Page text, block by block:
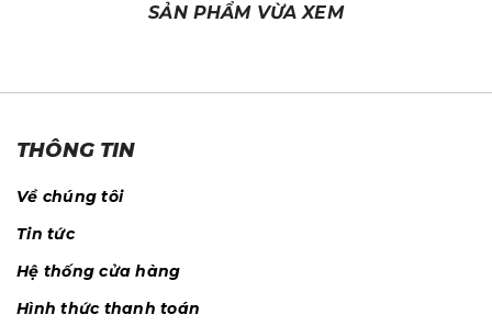
SẢN PHẨM VỪA XEM
THÔNG TIN
Về chúng tôi
Tin tức
Hệ thống cửa hàng
Hình thức thanh toán